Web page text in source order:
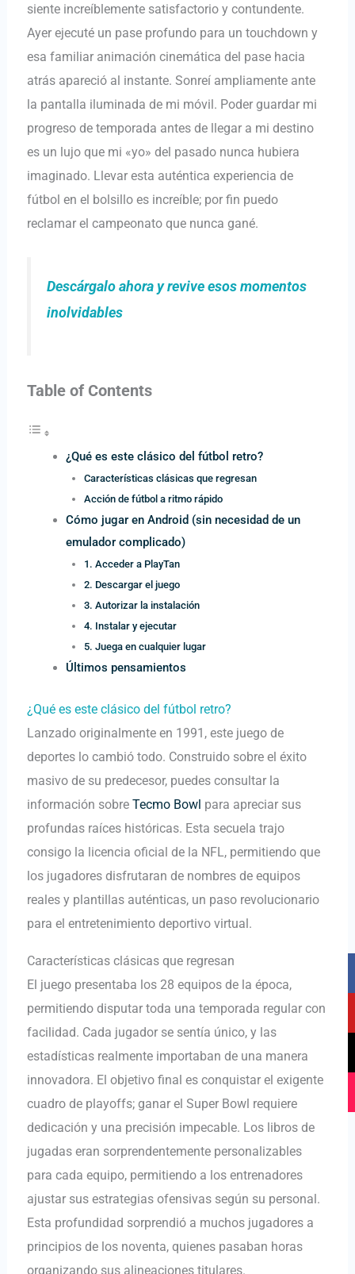
siente increíblemente satisfactorio y contundente.
Ayer ejecuté un pase profundo para un touchdown y
esa familiar animación cinemática del pase hacia
atrás apareció al instante. Sonreí ampliamente ante
la pantalla iluminada de mi móvil. Poder guardar mi
progreso de temporada antes de llegar a mi destino
es un lujo que mi «yo» del pasado nunca hubiera
imaginado. Llevar esta auténtica experiencia de
fútbol en el bolsillo es increíble; por fin puedo
reclamar el campeonato que nunca gané.
Descárgalo ahora y revive esos momentos
inolvidables
Table of Contents
¿Qué es este clásico del fútbol retro?
Características clásicas que regresan
Acción de fútbol a ritmo rápido
Cómo jugar en Android (sin necesidad de un
emulador complicado)
1. Acceder a PlayTan
2. Descargar el juego
3. Autorizar la instalación
4. Instalar y ejecutar
5. Juega en cualquier lugar
Últimos pensamientos
¿Qué es este clásico del fútbol retro?
Lanzado originalmente en 1991, este juego de
deportes lo cambió todo. Construido sobre el éxito
masivo de su predecesor, puedes consultar la
información sobre Tecmo Bowl para apreciar sus
profundas raíces históricas. Esta secuela trajo
consigo la licencia oficial de la NFL, permitiendo que
los jugadores disfrutaran de nombres de equipos
reales y plantillas auténticas, un paso revolucionario
para el entretenimiento deportivo virtual.
Características clásicas que regresan
El juego presentaba los 28 equipos de la época,
permitiendo disputar toda una temporada regular con
facilidad. Cada jugador se sentía único, y las
estadísticas realmente importaban de una manera
innovadora. El objetivo final es conquistar el exigente
cuadro de playoffs; ganar el Super Bowl requiere
dedicación y una precisión impecable. Los libros de
jugadas eran sorprendentemente personalizables
para cada equipo, permitiendo a los entrenadores
ajustar sus estrategias ofensivas según su personal.
Esta profundidad sorprendió a muchos jugadores a
principios de los noventa, quienes pasaban horas
organizando sus alineaciones titulares.